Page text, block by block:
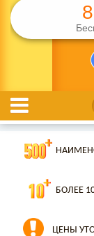
БОЛЕЕ
ЦЕНЫ